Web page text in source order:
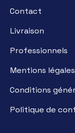
Contact
Livraison
Professionnels
Mentions légales
Conditions
Politique de